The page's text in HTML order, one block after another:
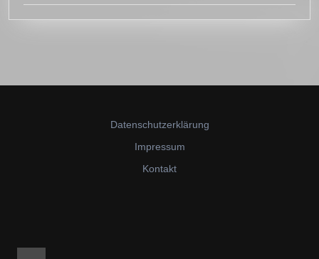
Datenschutzerklärung
Impressum
Kontakt